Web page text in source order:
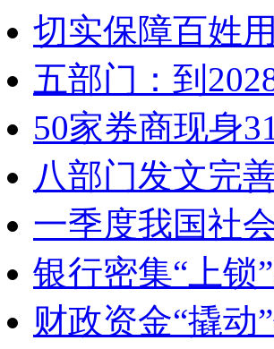
切实保障百姓
五部门：到
50家券商现身
八部门发文完
一季度我国社
银行密集“上锁
财政资金“撬动